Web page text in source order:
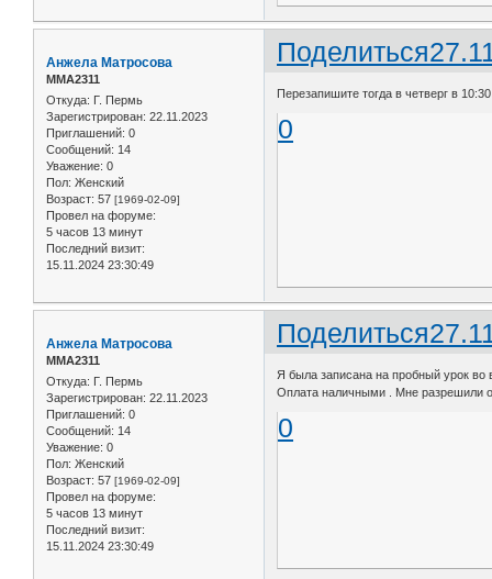
Поделиться
Анжела Матросова
ММА2311
Откуда: Г. Пермь
Зарегистрирован: 22.11.2023
Приглашений: 0
Сообщений: 14
Уважение: 0
Пол: Женский
Возраст: 57 [1969-02-09]
Провел на форуме:
5 часов 13 минут
Последний визит:
15.11.2024 23:30:49
Перезапишите тогда в четверг в 10:30
0
Поделиться
Анжела Матросова
ММА2311
Откуда: Г. Пермь
Зарегистрирован: 22.11.2023
Приглашений: 0
Сообщений: 14
Уважение: 0
Пол: Женский
Возраст: 57 [1969-02-09]
Провел на форуме:
5 часов 13 минут
Последний визит:
15.11.2024 23:30:49
Я была записана на пробный урок
Оплата наличными . Мне разрешили
0